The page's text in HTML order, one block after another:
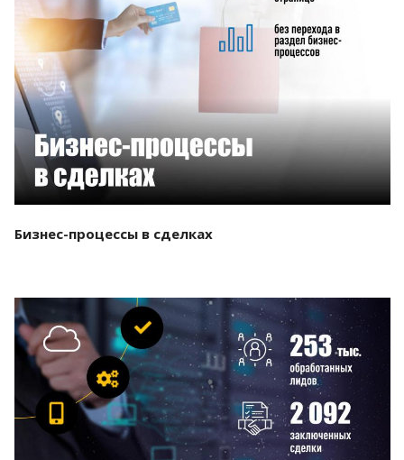
Бизнес-процессы в сделках
Смотреть проект